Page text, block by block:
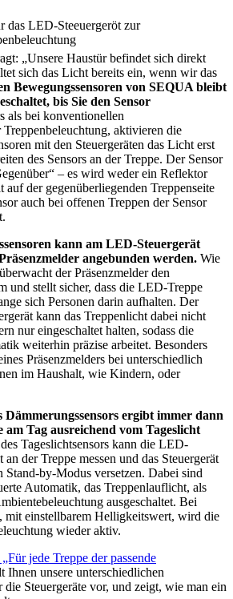
„Unsere Haustür befindet sich direkt
sich das Licht bereits ein, wenn wir das
Bewegungssensoren von SEQUA bleibt
bis Sie den Sensor
als bei konventionellen
aktivieren die
mit den Steuergeräten das Licht erst
des Sensors an der Treppe. Der Sensor
– es wird weder ein Reflektor
auf der gegenüberliegenden Treppenseite
auch bei offenen Treppen der Sensor
kann am LED-Steuergerät
angebunden werden. Wie
der Präsenzmelder den
und stellt sicher, dass die LED-Treppe
sich Personen darin aufhalten. Der
kann das Treppenlicht dabei nicht
nur eingeschaltet halten, sodass die
weiterhin präzise arbeitet. Besonders
Präsenzmelders bei unterschiedlich
im Haushalt, wie Kindern, oder
Dämmerungssensors ergibt immer dann
am Tag ausreichend vom Tageslicht
Tageslichtsensors kann die LED-
der Treppe messen und das Steuergerät
Stand-by-Modus versetzen. Dabei sind
Automatik, das Treppenlauflicht, als
ausgeschaltet. Bei
mit einstellbarem Helligkeitswert, wird die
wieder aktiv.
jede Treppe der passende
Ihnen unsere unterschiedlichen
die Steuergeräte vor, und zeigt, wie man ein